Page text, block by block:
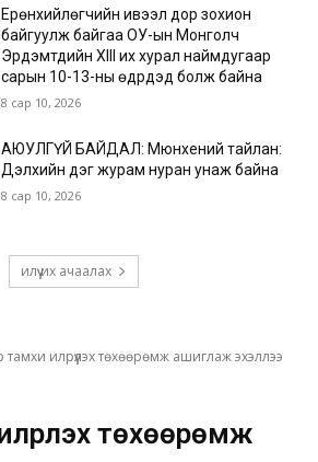
Ерөнхийлөгчийн ивээл дор зохион
байгуулж байгаа ОУ-ын Монголч
Эрдэмтдийн XIII их хурал наймдугаар
сарын 10-13-ны өдрүүдэд болж байна
8 сар 10, 2026
АЮУЛГҮЙ БАЙДАЛ: Мюнхений тайлан:
Дэлхийн дэг журам нуран унаж байна
8 сар 10, 2026
илүү их ачаалах